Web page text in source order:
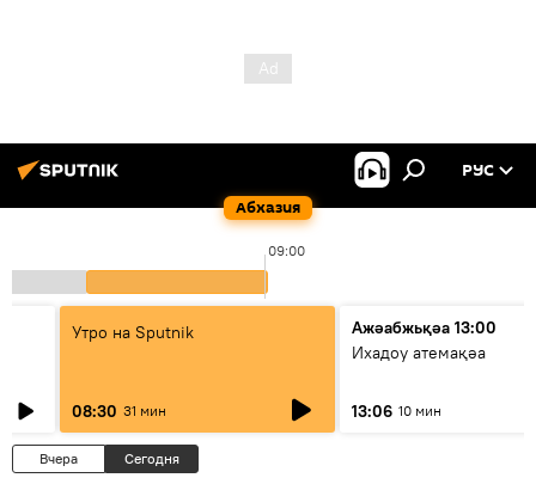
Абхазия
РУС
09:00
Утро на Sputnik
08:30 31 мин
Ажәабжьқәа 13:00
Ихадоу атемақәа
13:06 10 мин
Вчера Сегодня